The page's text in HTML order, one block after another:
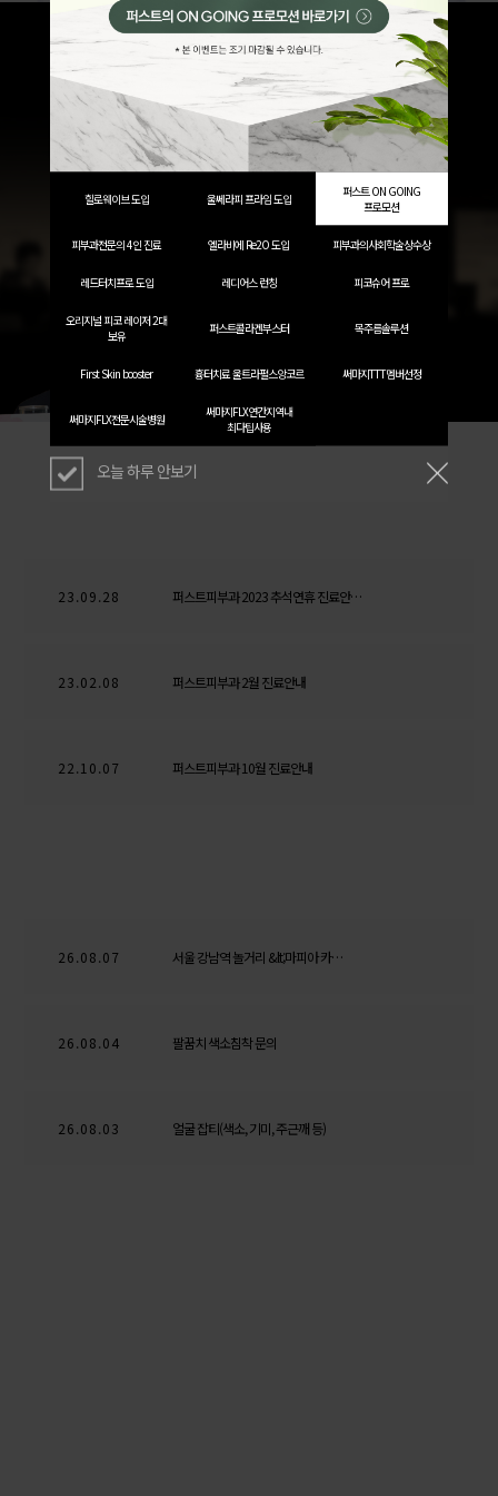
힐로웨이브 도입 울쎄라피 프라임 도입
퍼스트 ON GOING
프로모션
피부과전문의 4인 진료 엘라비에 Re2O 도입 피부과의사회학술상수상
레드터치프로 도입 레디어스 런칭 피코슈어 프로
오리지널 피코 레이저 2대
보유
퍼스트콜라겐부스터 목주름솔루션
First Skin booster 흉터치료 울트라펄스앙코르 써마지TTT멤버선정
써마지FLX전문시술병원
써마지FLX연간지역내
최다팁사용
오늘 하루 안보기
23.09.28 퍼스트피부과 2023 추석연휴 진료안…
23.02.08 퍼스트피부과 2월 진료안내
22.10.07 퍼스트피부과 10월 진료안내
26.08.07 서울 강남역 놀거리 &lt;마피아 카…
26.08.04 팔꿈치 색소침착 문의
26.08.03 얼굴 잡티(색소, 기미, 주근깨 등)